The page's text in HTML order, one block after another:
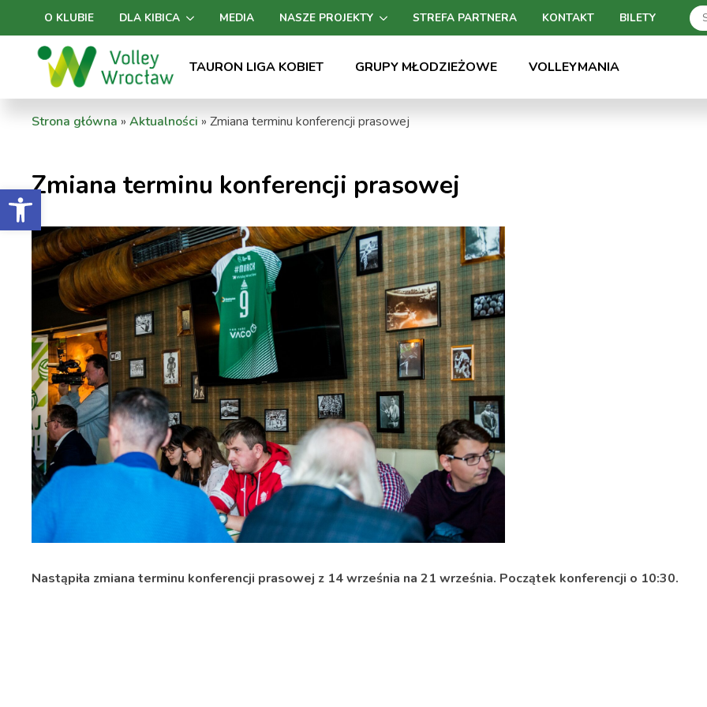
Otwórz pasek narzędzi
O KLUBIE DLA KIBICA MEDIA NASZE PROJEKTY STREFA PARTNERA KONTAKT BILETY
TAURON LIGA KOBIET GRUPY MŁODZIEŻOWE VOLLEYMANIA
Strona główna » Aktualności » Zmiana terminu konferencji prasowej
Zmiana terminu konferencji prasowej
Nastąpiła zmiana terminu konferencji prasowej z 14 września na 21 września. Początek konferencji o 10:30.